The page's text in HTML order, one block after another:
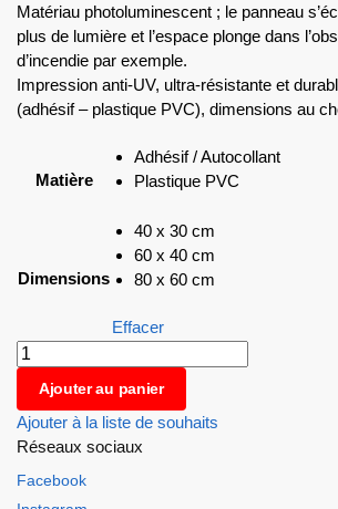
Matériau photoluminescent ; le panneau
plus de lumière et l’espace plonge dans
d’incendie par exemple.
Impression anti-UV, ultra-résistante et
(adhésif – plastique PVC), dimensions au
Matière
Adhésif / Autocollant
Plastique PVC
Dimensions
40 x 30 cm
60 x 40 cm
80 x 60 cm
Effacer
Ajouter au panier
Ajouter à la liste de souhaits
Réseaux sociaux
Facebook